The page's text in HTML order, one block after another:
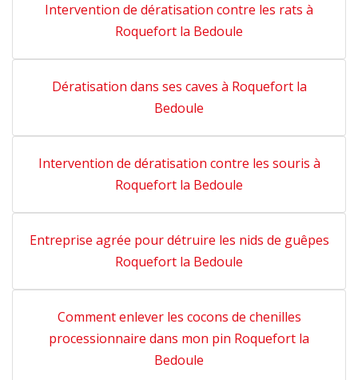
Intervention de dératisation contre les rats à
Roquefort la Bedoule
Dératisation dans ses caves à Roquefort la
Bedoule
Intervention de dératisation contre les souris à
Roquefort la Bedoule
Entreprise agrée pour détruire les nids de guêpes
Roquefort la Bedoule
Comment enlever les cocons de chenilles
processionnaire dans mon pin Roquefort la
Bedoule